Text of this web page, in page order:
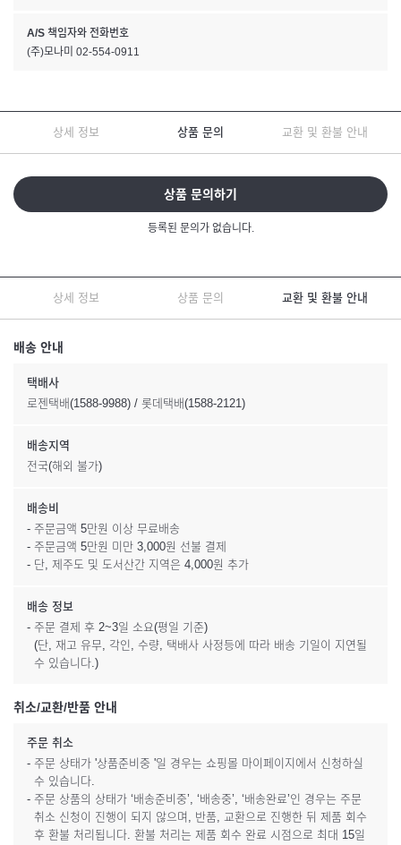
A/S 책임자와 전화번호
(주)모나미 02-554-0911
상세 정보 상품 문의 교환 및 환불 안내
상품 문의하기
등록된 문의가 없습니다.
상세 정보 상품 문의 교환 및 환불 안내
배송 안내
택배사
로젠택배(1588-9988) / 롯데택배(1588-2121)
배송지역
전국(해외 불가)
배송비
- 주문금액 5만원 이상 무료배송
- 주문금액 5만원 미만 3,000원 선불 결제
- 단, 제주도 및 도서산간 지역은 4,000원 추가
배송 정보
- 주문 결제 후 2~3일 소요(평일 기준)
(단, 재고 유무, 각인, 수량, 택배사 사정등에 따라 배송 기일이 지연될
수 있습니다.)
취소/교환/반품 안내
주문 취소
- 주문 상태가 '상품준비중 '일 경우는 쇼핑몰 마이페이지에서 신청하실
수 있습니다.
- 주문 상품의 상태가 ‘배송준비중’, ‘배송중’, ‘배송완료’인 경우는 주문
취소 신청이 진행이 되지 않으며, 반품, 교환으로 진행한 뒤 제품 회수
후 환불 처리됩니다. 환불 처리는 제품 회수 완료 시점으로 최대 15일